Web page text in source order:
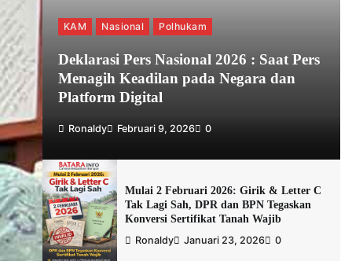
KAM Nasional Polhukam
Deklarasi Pers Nasional 2026 : Saat Pers
Menagih Keadilan pada Negara dan
Platform Digital
Ronaldy Februari 9, 2026 0
Mulai 2 Februari 2026: Girik & Letter C
Tak Lagi Sah, DPR dan BPN Tegaskan
Konversi Sertifikat Tanah Wajib
Ronaldy Januari 23, 2026 0